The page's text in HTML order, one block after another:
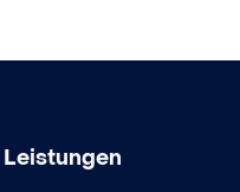
Leistungen